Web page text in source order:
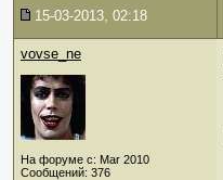
15-03-2013, 02:18
vovse_ne
На форуме с: Mar 2010
Сообщений: 376